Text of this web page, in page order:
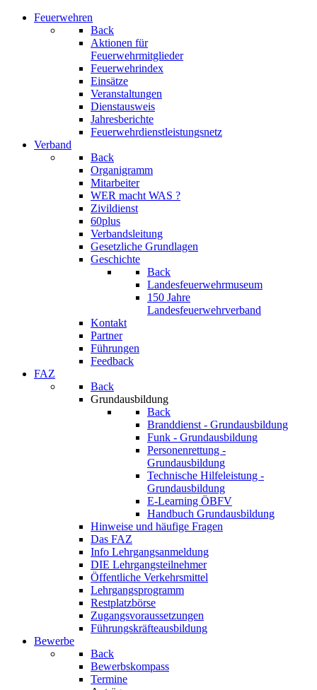
Feuerwehren
Back
Aktionen für
Feuerwehrmitglieder
Feuerwehrindex
Einsätze
Veranstaltungen
Dienstausweis
Jahresberichte
Feuerwehrdienstleistungsnetz
Verband
Back
Organigramm
Mitarbeiter
WER macht WAS ?
Zivildienst
60plus
Verbandsleitung
Gesetzliche Grundlagen
Geschichte
Back
Landesfeuerwehrmuseum
150 Jahre
Landesfeuerwehrverband
Kontakt
Partner
Führungen
Feedback
FAZ
Back
Grundausbildung
Back
Branddienst - Grundausbildung
Funk - Grundausbildung
Personenrettung -
Grundausbildung
Technische Hilfeleistung -
Grundausbildung
E-Learning ÖBFV
Handbuch Grundausbildung
Hinweise und häufige Fragen
Das FAZ
Info Lehrgangsanmeldung
DIE Lehrgangsteilnehmer
Öffentliche Verkehrsmittel
Lehrgangsprogramm
Restplatzbörse
Zugangsvoraussetzungen
Führungskräfteausbildung
Bewerbe
Back
Bewerbskompass
Termine